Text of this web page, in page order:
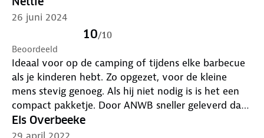
26 juni 2024
10/10
Beoordeeld
Ideaal voor op de camping of tijdens elke barbecue
als je kinderen hebt. Zo opgezet, voor de kleine
mens stevig genoeg. Als hij niet nodig is is het een
compact pakketje. Door ANWB sneller geleverd dan
was aangegeven. Echt super blij mee..
Els Overbeeke